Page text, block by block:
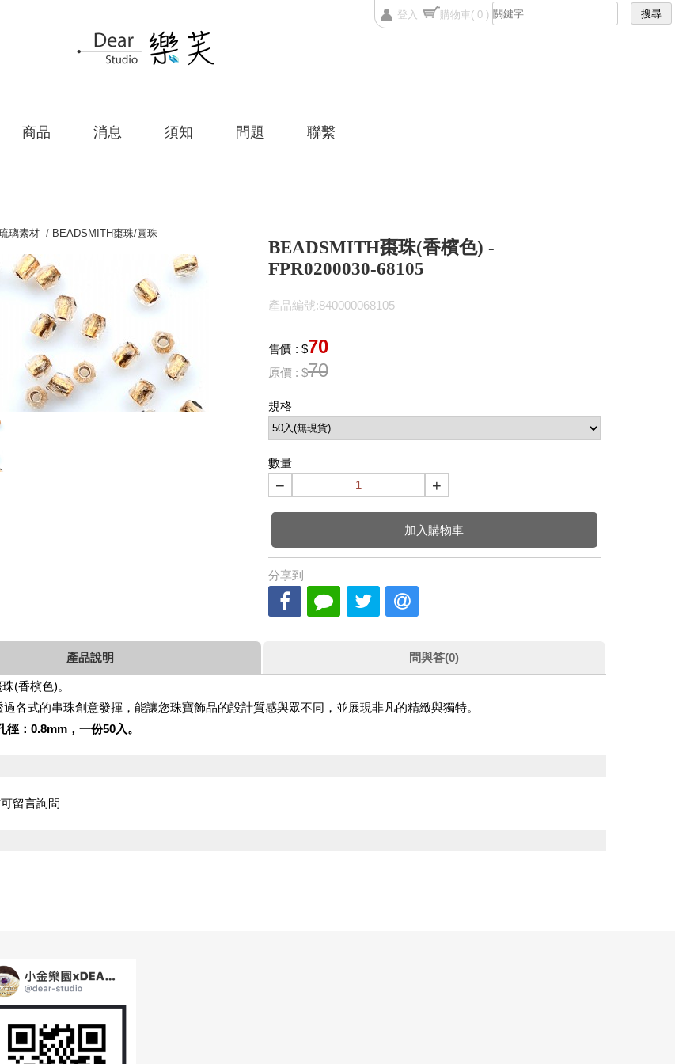
登入 購物車( 0 )
商品 消息 須知 問題 聯繫
璃素材/ BEADSMITH棗珠/圓珠
BEADSMITH棗珠(香檳色) -
FPR0200030-68105
產品編號:840000068105
售價 : $70
原價 : $70
規格
數量
− +
加入購物車
分享到
產品說明 問與答(0)
(香檳色)。
過各式的串珠創意發揮，能讓您珠寶飾品的設計質感與眾不同，並展現非凡的精緻與獨特。
徑：0.8mm，一份50入。
留言詢問